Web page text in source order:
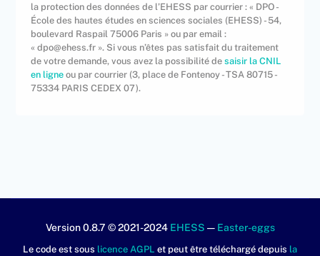
la protection des données de l’EHESS par courrier : « DPO -
École des hautes études en sciences sociales (EHESS) - 54,
boulevard Raspail 75006 Paris » ou par email :
« dpo@ehess.fr ». Si vous n’êtes pas satisfait du traitement
de votre demande, vous avez la possibilité desaisir la CNIL
en ligne ou par courrier (3, place de Fontenoy - TSA 80715 -
75334 PARIS CEDEX 07).
Version 0.8.7 © 2021-2024 EHESS — Easter-eggs
Le code est sous licence AGPL et peut être téléchargé depuis la